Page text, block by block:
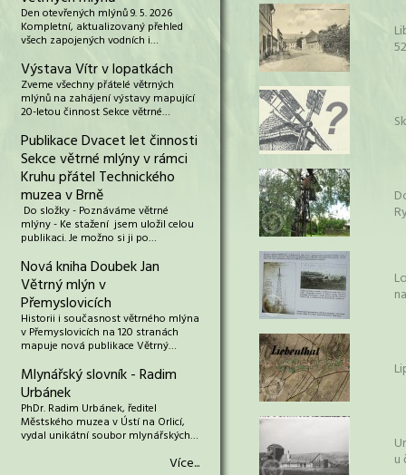
Den otevřených mlýnů 9. 5. 2026
Kompletní, aktualizovaný přehled
všech zapojených vodních i…
Výstava Vítr v lopatkách
Zveme všechny přátelé větrných
mlýnů na zahájení výstavy mapující
20-letou činnost Sekce větrné…
Publikace Dvacet let činnosti
Sekce větrné mlýny v rámci
Kruhu přátel Technického
muzea v Brně
Do složky - Poznáváme větrné
mlýny - Ke stažení jsem uložil celou
publikaci. Je možno si ji po…
Nová kniha Doubek Jan
Větrný mlýn v
Přemyslovicích
Historii i současnost větrného mlýna
v Přemyslovicích na 120 stranách
mapuje nová publikace Větrný…
Mlynářský slovník - Radim
Urbánek
PhDr. Radim Urbánek, ředitel
Městského muzea v Ústí na Orlicí,
vydal unikátní soubor mlynářských…
Více... u